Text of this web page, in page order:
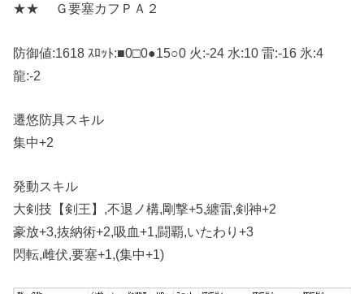
★★ Ｇ要塞カフＰＡ２
防御値:1618 ｽﾛｯﾄ:■0□0●15○0 火:-24 水:10 雷:-16 氷:4
龍:-2
遷悠防具スキル
集中+2
発動スキル
大剣技【剣王】,不退ノ構,剛撃+5,纏雷,剣神+2
豪放+3,抜納術+2,吸血+1,闘覇,いたわり+3
閃転,雌伏,要塞+1,(集中+1)